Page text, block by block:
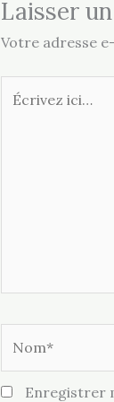
Laisser
Votre adresse
ici…
Enregistrer